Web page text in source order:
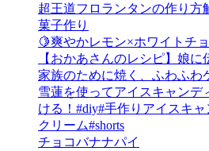
超王道フロランタンの作り方
菓子作り
🍋爽やかレモン×ホワイトチ
【おかあさんのレシピ】娘に
家族のために焼く、ふわふわ
雪蓮を使ってアイスキャンデ
ける！#diy#手作りアイスキ
クリーム#shorts
チョコバナナパイ